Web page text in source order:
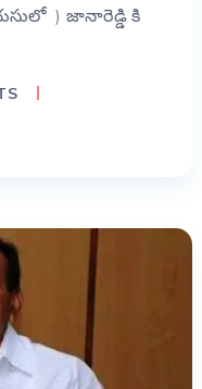
) జానారెడ్డి కి